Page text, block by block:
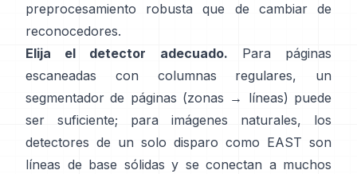
preprocesamiento robusta que de cambiar de
reconocedores.
Elija el detector adecuado. Para páginas
escaneadas con columnas regulares, un
segmentador de páginas (zonas → líneas) puede
ser suficiente; para imágenes naturales, los
detectores de un solo disparo como EAST son
líneas de base sólidas y se conectan a muchos